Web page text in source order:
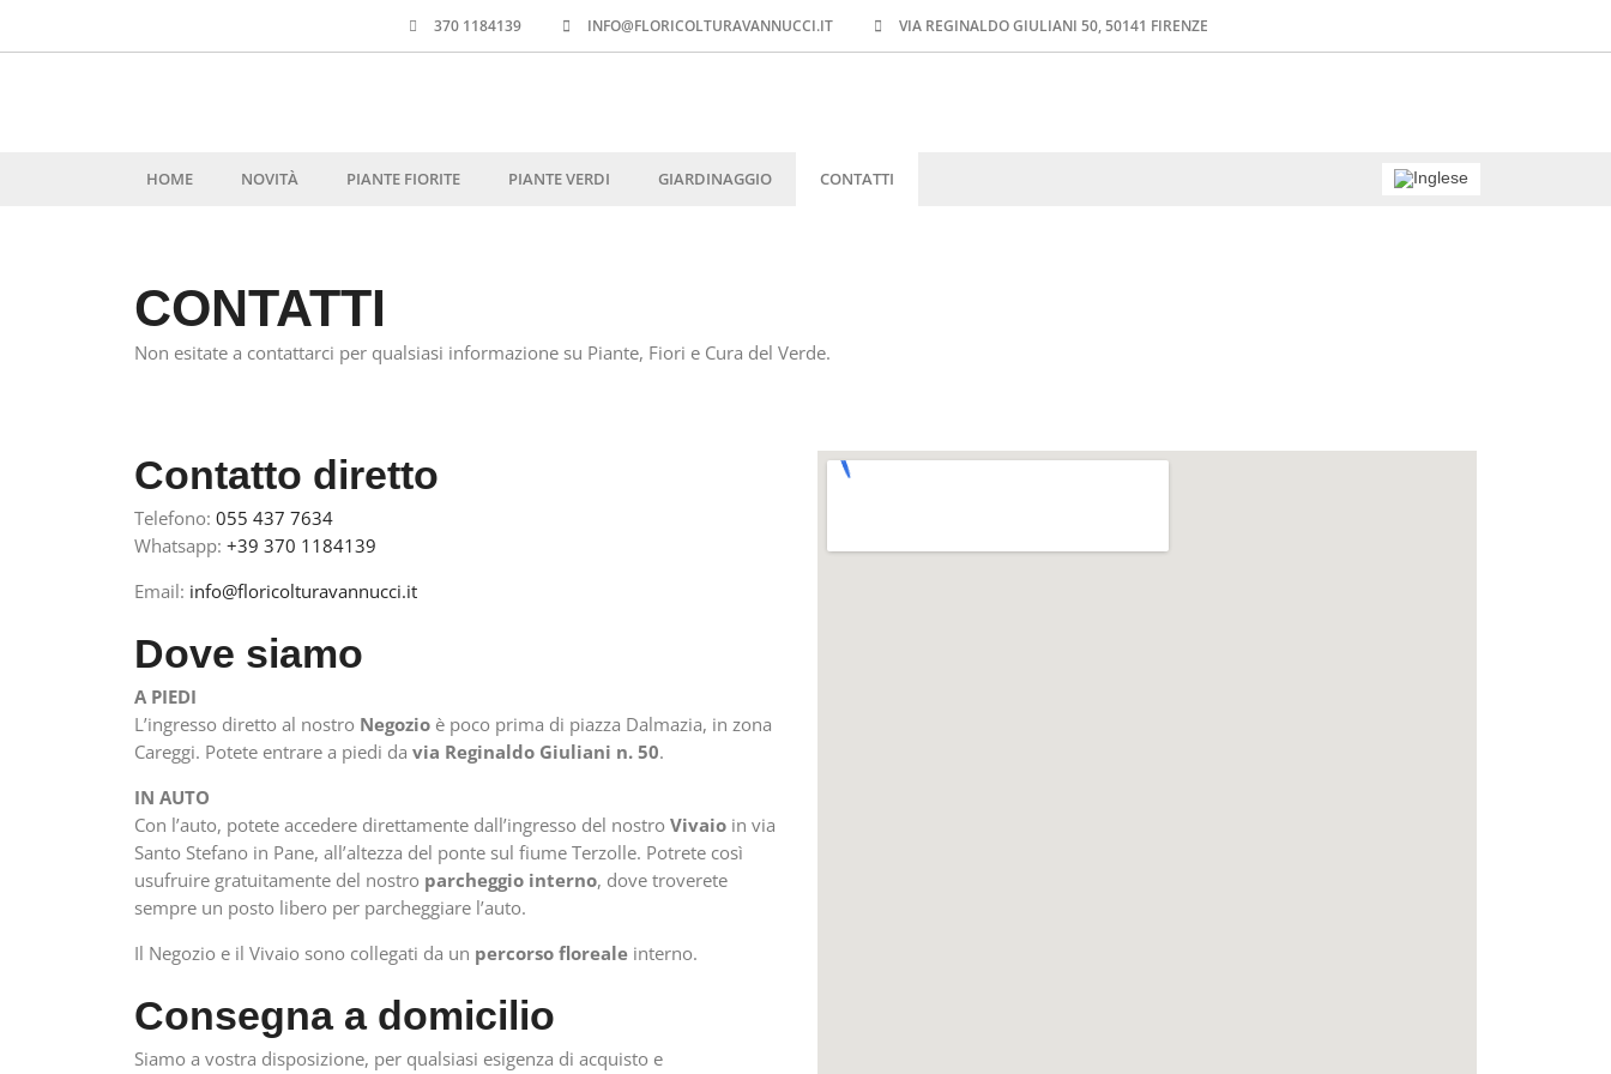
370 1184139 INFO@FLORICOLTURAVANNUCCI.IT VIA REGINALDO GIULIANI 50, 50141 FIRENZE
HOME NOVITÀ PIANTE FIORITE PIANTE VERDI GIARDINAGGIO CONTATTI
CONTATTI
Non esitate a contattarci per qualsiasi informazione su Piante, Fiori e Cura del Verde.
Contatto diretto
Telefono: 055 437 7634
Whatsapp: +39 370 1184139
Email: info@floricolturavannucci.it
Dove siamo
A PIEDI
L’ingresso diretto al nostro Negozio è poco prima di piazza Dalmazia, in zona
Careggi. Potete entrare a piedi da via Reginaldo Giuliani n. 50.
IN AUTO
Con l’auto, potete accedere direttamente dall’ingresso del nostro Vivaio in via
Santo Stefano in Pane, all’altezza del ponte sul fiume Terzolle. Potrete così
usufruire gratuitamente del nostro parcheggio interno, dove troverete
sempre un posto libero per parcheggiare l’auto.
Il Negozio e il Vivaio sono collegati da un percorso floreale interno.
Consegna a domicilio
Siamo a vostra disposizione, per qualsiasi esigenza di acquisto e